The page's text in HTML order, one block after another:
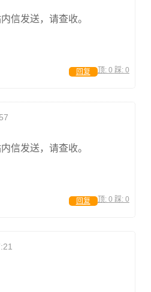
信发送，请查收。
顶: 0 踩: 0
回复
信发送，请查收。
顶: 0 踩: 0
回复